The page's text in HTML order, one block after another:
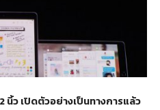
นิ้ว เปิดตัวอย่างเป็นทางการแล้ว